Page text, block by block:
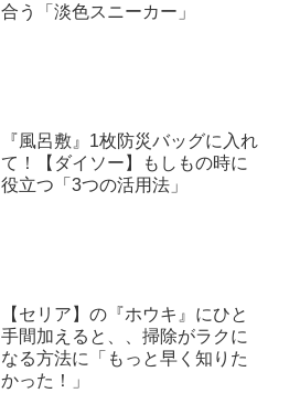
合う「淡色スニーカー」
『風呂敷』1枚防災バッグに入れ
て！【ダイソー】もしもの時に
役立つ「3つの活用法」
【セリア】の『ホウキ』にひと
手間加えると、、掃除がラクに
なる方法に「もっと早く知りた
かった！」